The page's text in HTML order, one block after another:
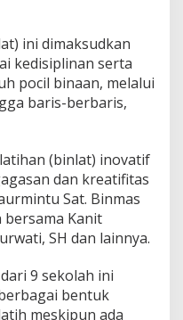
ini dimaksudkan
kedisiplinan serta
pocil binaan, melalui
baris-berbaris,
(binlat) inovatif
dan kreatifitas
Sat. Binmas
bersama Kanit
SH dan lainnya.
9 sekolah ini
bentuk
meskipun ada